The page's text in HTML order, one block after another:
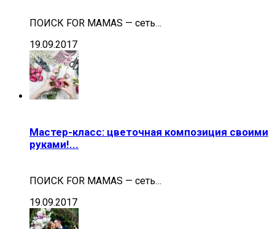
ПОИСК FOR MAMAS — cеть…
19.09.2017
Мастер-класс: цветочная композиция своими
руками!...
ПОИСК FOR MAMAS — cеть…
19.09.2017